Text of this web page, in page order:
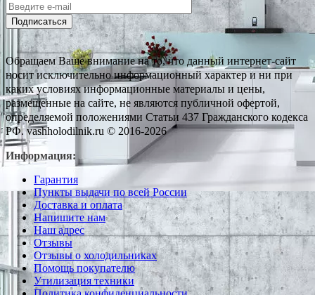
Подписаться
Обращаем Ваше внимание на то, что данный интернет-сайт
носит исключительно информационный характер и ни при
каких условиях информационные материалы и цены,
размещенные на сайте, не являются публичной офертой,
определяемой положениями Статьи 437 Гражданского кодекса
РФ. vashholodilnik.ru © 2016-2026
Информация:
Гарантия
Пункты выдачи по всей России
Доставка и оплата
Напишите нам
Наш адрес
Отзывы
Отзывы о холодильниках
Помощь покупателю
Утилизация техники